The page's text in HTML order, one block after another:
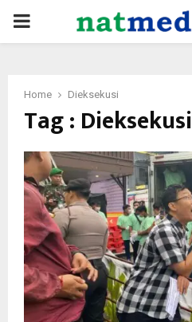
PRIMARY
Home Dieksekusi
Tag : Dieksekusi